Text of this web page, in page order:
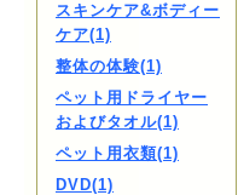
スキンケア&ボディー
ケア(1)
整体の体験(1)
ペット用ドライヤー
およびタオル(1)
ペット用衣類(1)
DVD(1)